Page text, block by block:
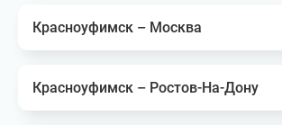
Красноуфимск – Москва
Красноуфимск – Ростов-На-Дону